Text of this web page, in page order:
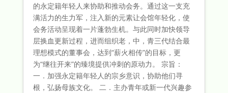
的永定籍年轻人来协助和推动会务。通过这一支充
满活力的生力军，注入新的元素让会馆年轻化，使
会务活动呈现着一片蓬勃生机。与此同时加快领导
层换血更新过程，进而组织老，中，青三代结合最
理想模式的董事会，达到“薪火相传”的目标，更
为“继往开来”的臻境提供冲刺的原动力。 宗旨：
一．加强永定籍年轻人的宗乡意识，协助他们寻
根，弘扬母族文化。 二．主办青年或新一代兴趣参